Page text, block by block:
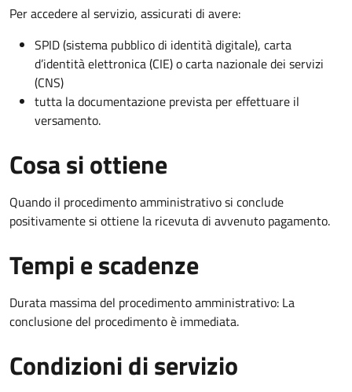
Per accedere al servizio, assicurati di avere:
SPID (sistema pubblico di identità digitale), carta
d’identità elettronica (CIE) o carta nazionale dei servizi
(CNS)
tutta la documentazione prevista per effettuare il
versamento.
Cosa si ottiene
Quando il procedimento amministrativo si conclude
positivamente si ottiene la ricevuta di avvenuto pagamento.
Tempi e scadenze
Durata massima del procedimento amministrativo: La
conclusione del procedimento è immediata.
Condizioni di servizio